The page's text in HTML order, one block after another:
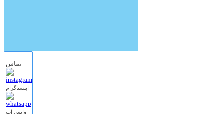
تماس
اینستاگرام
واتس اپ